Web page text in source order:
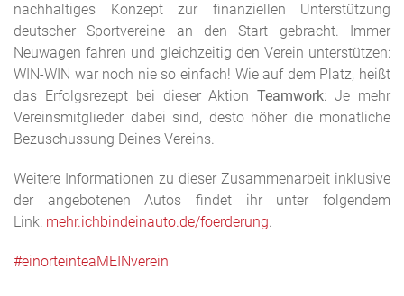
nachhaltiges Konzept zur finanziellen Unterstützung
deutscher Sportvereine an den Start gebracht. Immer
Neuwagen fahren und gleichzeitig den Verein unterstützen:
WIN-WIN war noch nie so einfach! Wie auf dem Platz, heißt
das Erfolgsrezept bei dieser AktionTeamwork: Je mehr
Vereinsmitglieder dabei sind, desto höher die monatliche
Bezuschussung Deines Vereins.
Weitere Informationen zu dieser Zusammenarbeit inklusive
der angebotenen Autos findet ihr unter folgendem
Link: mehr.ichbindeinauto.de/foerderung.
#einorteinteaMEINverein